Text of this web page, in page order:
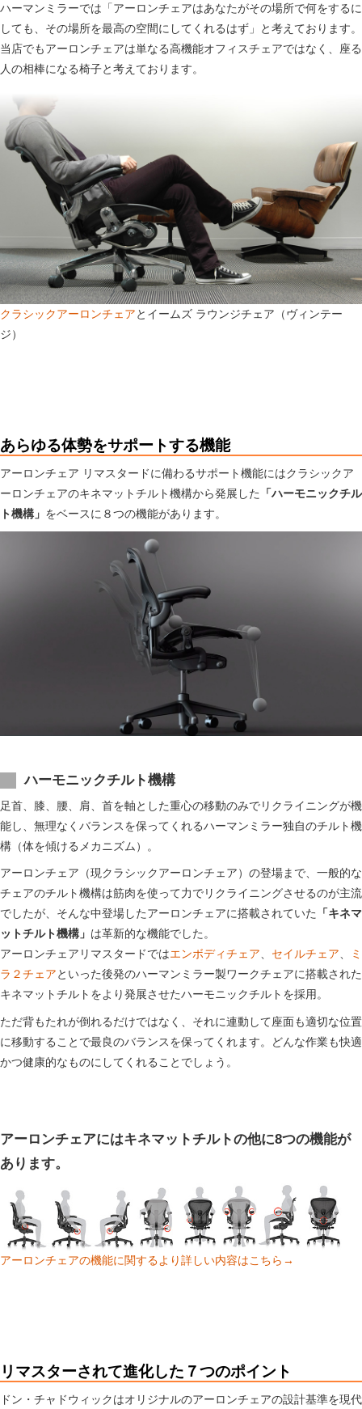
ハーマンミラーでは「アーロンチェアはあなたがその場所で何をするに
しても、その場所を最高の空間にしてくれるはず」と考えております。
当店でもアーロンチェアは単なる高機能オフィスチェアではなく、座る
人の相棒になる椅子と考えております。
クラシックアーロンチェアとイームズ ラウンジチェア（ヴィンテー
ジ）
あらゆる体勢をサポートする機能
アーロンチェア リマスタードに備わるサポート機能にはクラシックア
ーロンチェアのキネマットチルト機構から発展した
「ハーモニックチル
ト機構」 をベースに８つの機能があります。
ハーモニックチルト機構
足首、膝、腰、肩、首を軸とした重心の移動のみでリクライニングが機
能し、無理なくバランスを保ってくれるハーマンミラー独自のチルト機
構（体を傾けるメカニズム）。
アーロンチェア（現クラシックアーロンチェア）の登場まで、一般的な
チェアのチルト機構は筋肉を使って力でリクライニングさせるのが主流
でしたが、そんな中登場したアーロンチェアに搭載されていた
「キネマ
ットチルト機構」 は革新的な機能でした。
アーロンチェアリマスタードではエンボディチェア、 セイルチェア、
ミ
ラ２チェアといった後発のハーマンミラー製ワークチェアに搭載された
キネマットチルトをより発展させたハーモニックチルトを採用。
ただ背もたれが倒れるだけではなく、それに連動して座面も適切な位置
に移動することで最良のバランスを保ってくれます。どんな作業も快適
かつ健康的なものにしてくれることでしょう。
アーロンチェアにはキネマットチルトの他に8つの機能が
あります。
アーロンチェアの機能に関するより詳しい内容はこちら→
リマスターされて進化した７つのポイント
ドン・チャドウィックはオリジナルのアーロンチェアの設計基準を現代